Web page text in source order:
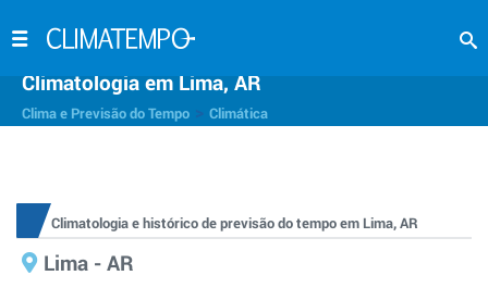
Climatologia em Lima, AR
Clima e Previsão do Tempo Climática
Climatologia e histórico de previsão do tempo em Lima, AR
Lima - AR